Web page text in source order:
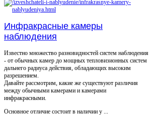
Инфракрасные камеры
наблюдения
Известно множество разновидностей систем наблюдения
- от обычных камер до мощных тепловизионных систем
дальнего радиуса действия, обладающих высоким
разрешением.
Давайте рассмотрим, какие же существуют различия
между обычными камерами и камерами
инфракрасными.
Основное отличие состоит в наличии у ...